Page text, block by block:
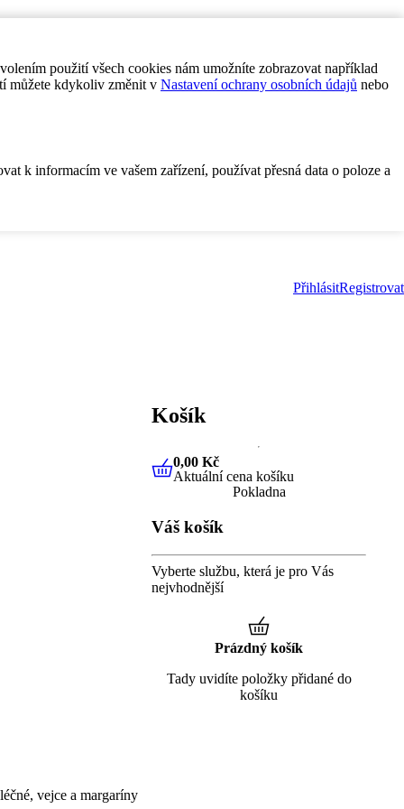
použití všech cookies nám umožníte zobrazovat například
můžete kdykoliv změnit v Nastavení ochrany osobních údajů nebo
k informacím ve vašem zařízení, používat přesná data o poloze a
PřihlásitRegistrovat
vejce a margaríny
Košík
0,00 KčAktuální cena košíku
0,00 Kč
Aktuální cena košíku
Pokladna
Váš košík
Vyberte službu, která je pro Vás
nejvhodnější
Prázdný košík
Tady uvidíte položky přidané do
košíku